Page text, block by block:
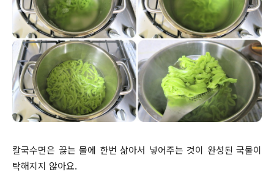
칼국수면은 끓는 물에 한번 삶아서 넣어주는 것이 완성된 국물이
탁해지지 않아요.